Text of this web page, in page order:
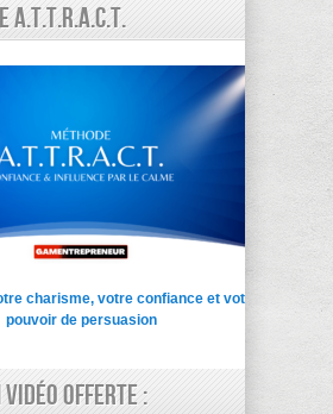
charisme, votre confiance et votre
pouvoir de persuasion
vidéo offerte :